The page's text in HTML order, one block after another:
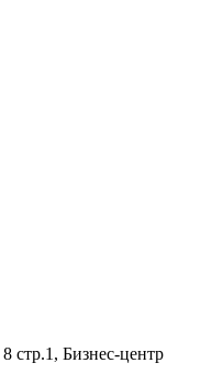
стр.1, Бизнес-центр